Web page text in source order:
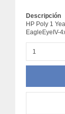
Descripción
HP Poly 1
EagleEyeIV-